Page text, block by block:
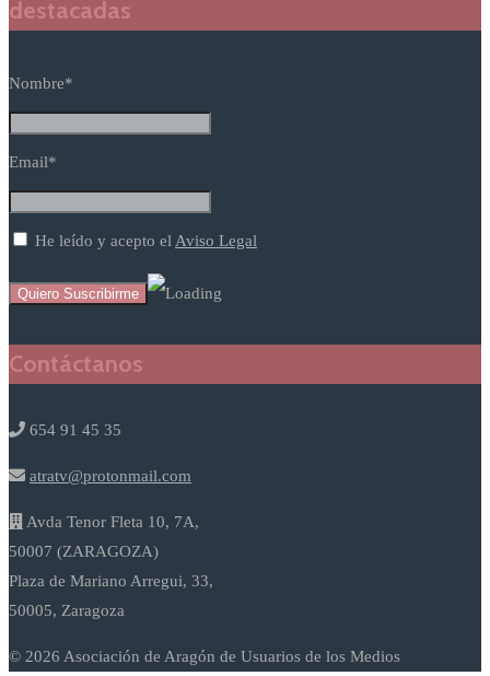
destacadas
Nombre*
Email*
He leído y acepto el Aviso Legal
Contáctanos
654 91 45 35
atratv@protonmail.com
Avda Tenor Fleta 10, 7A,
50007 (ZARAGOZA)
Plaza de Mariano Arregui, 33,
50005, Zaragoza
© 2026 Asociación de Aragón de Usuarios de los Medios